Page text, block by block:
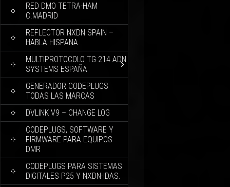
RED DMO TETRA-HAM
C.MADRID
REFLECTOR NXDN SPAIN –
HABLA HISPANA
MULTIPROTOCOLO TG 214 ADN
SYSTEMS ESPAÑA
GENERADOR CODEPLUGS
TODAS LAS MARCAS
DVLINK V9 – CHANGE LOG
CODEPLUGS, SOFTWARE Y
FIRMWARE PARA EQUIPOS
DMR
CODEPLUGS PARA SISTEMAS
DIGITALES P25 Y NXDN-IDAS.